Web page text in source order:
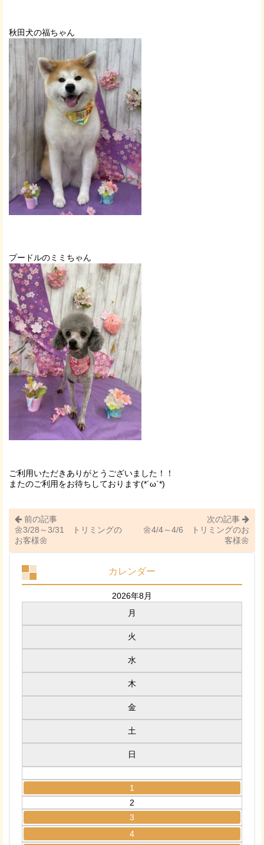
秋田犬の福ちゃん
プードルのミミちゃん
ご利用いただきありがとうございました！！
またのご利用をお待ちしております(*´ω`*)
前の記事
🌼3/28～3/31 トリミングの
お客様🌼
次の記事
🌼4/4～4/6 トリミングのお
客様🌼
カレンダー
2026年8月
月
火
水
木
金
土
日
1
2
3
4